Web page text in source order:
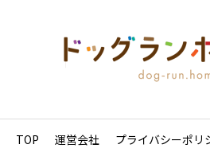
TOP 運営会社 プライバシーポリ